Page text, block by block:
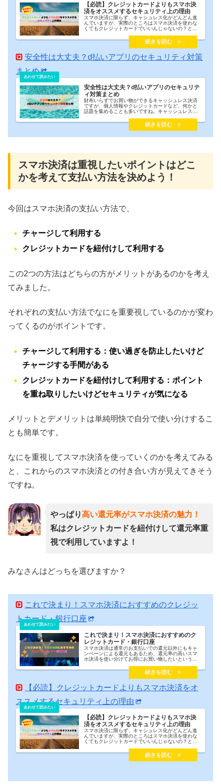
【必読】クレジットカードよりもスマホ決
済をオススメするセキュリティ上の理由
スマホ決済に限らず、キャシュレス化がどんどん進
んでいますが、実際のところはスマホ決済を使わな
くてもクレジットカードでいいんじゃないの？と感
す。私もスマホ決済を実際に使うまではクレジット
カードでいいんじゃないかと思っていました。しか
し、今なら間違いなくスマホ決済の方がオススメだ
と断言できます。今回はスマホ決済まとめログ運営
者も認めるクレジットカードよりもスマホ決済をオ
安全性は大丈夫？d払いアプリのセキュリティ対策
まとめ
安全性は大丈夫？d払いアプリのセキュリテ
ィ対策まとめ
財布いらずでお買い物ができるキャッシュレス決済
ですが、個人情報やクレジットカードなど、何かと
話題を集めることも多いですね。キャッシュレス決
どの安全面です。d払いはアプリで利用できますが、
セキュリティについてはどのような対策がされてい
ィ対策についてまとめていきます。
スマホ決済は重視したいポイントはどこ
かを考えて支払い方法を決めよう！
今回はスマホ決済の支払い方法で、
チャージして利用する
クレジットカードを紐付けして利用する
この2つの方法はどちらの方がメリットがあるのかを考え
てみました。
それぞれの支払い方法でなにを重要視しているのかが変わ
ってくるのがポイントです。
チャージして利用する：使い過ぎを防止したいけど
チャージする手間がある
クレジットカードを紐付けして利用する：ポイント
を重ね取りしたいけどセキュリティが気になる
メリットとデメリットは単純明快で自分で使い分けするこ
とも簡単です。
なにを重視してスマホ決済を使っていくのかを考えてみる
と、これからのスマホ決済との付き合い方が見えてきそう
ですね。
やっぱり高い還元率がスマホ決済の魅力！
私はクレジットカードを紐付けして還元率重
視で利用していますよ！
みなさんはどっちを選びますか？
これで決まり！スマホ決済におすすめのクレジッ
トカード・銀行口座
これで決まり！スマホ決済におすすめのク
レジットカード・銀行口座
スマホ決済は通常のお支払いでの還元以外にもキャ
ンペーンによる還元もあるため、還元率の高いスマ
ホ決済を使い分けてお得にお買い物したいというの
でいいから、キャンペーンの対象漏れが少なくて支
払い口座を1つにまとめてわかりやすく管理したい」
というのが正直な感想。そこで今回はそれぞれのス
マホ決済で「還元率が高くなるクレジットカード・
銀行口座まとめ」、「支払いまとめにおすすめなク
レジットカード・銀行口座」について紹介します。
【必読】クレジットカードよりもスマホ決済をオ
ススメするセキュリティ上の理由
【必読】クレジットカードよりもスマホ決
済をオススメするセキュリティ上の理由
スマホ決済に限らず、キャシュレス化がどんどん進
んでいますが、実際のところはスマホ決済を使わな
くてもクレジットカードでいいんじゃないの？と感
す。私もスマホ決済を実際に使うまではクレジット
カードでいいんじゃないかと思っていました。しか